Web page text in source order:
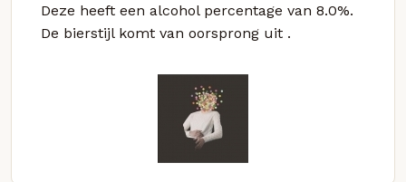
Deze heeft een alcohol percentage van 8.0%.
De bierstijl komt van oorsprong uit .